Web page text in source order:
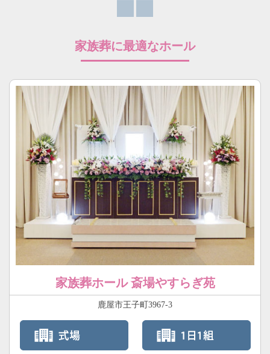
家族葬に最適なホール
家族葬ホール 斎場やすらぎ苑
鹿屋市王子町3967-3